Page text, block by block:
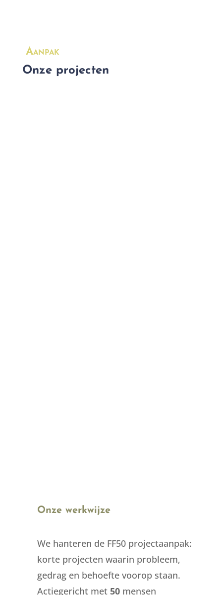
Aanpak
Onze projecten
Onze werkwijze
We hanteren de FF50 projectaanpak:
korte projecten waarin probleem,
gedrag en behoefte voorop staan.
Actiegericht met 50mensen